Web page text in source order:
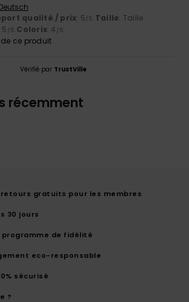
qualité / prix: 5/5 Taille: Taille
5 /5 Coloris: 4 /5
ce produit
Vérifié par TrustVille
récemment
gratuits pour les membres
30 jours
programme de fidélité
eco-responsable
sécurisé
?